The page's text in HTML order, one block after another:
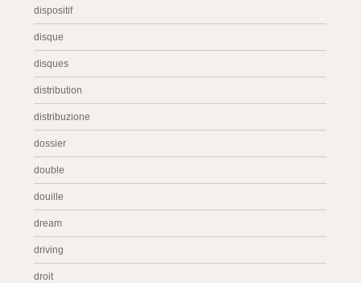
dispositif
disque
disques
distribution
distribuzione
dossier
double
douille
dream
driving
droit